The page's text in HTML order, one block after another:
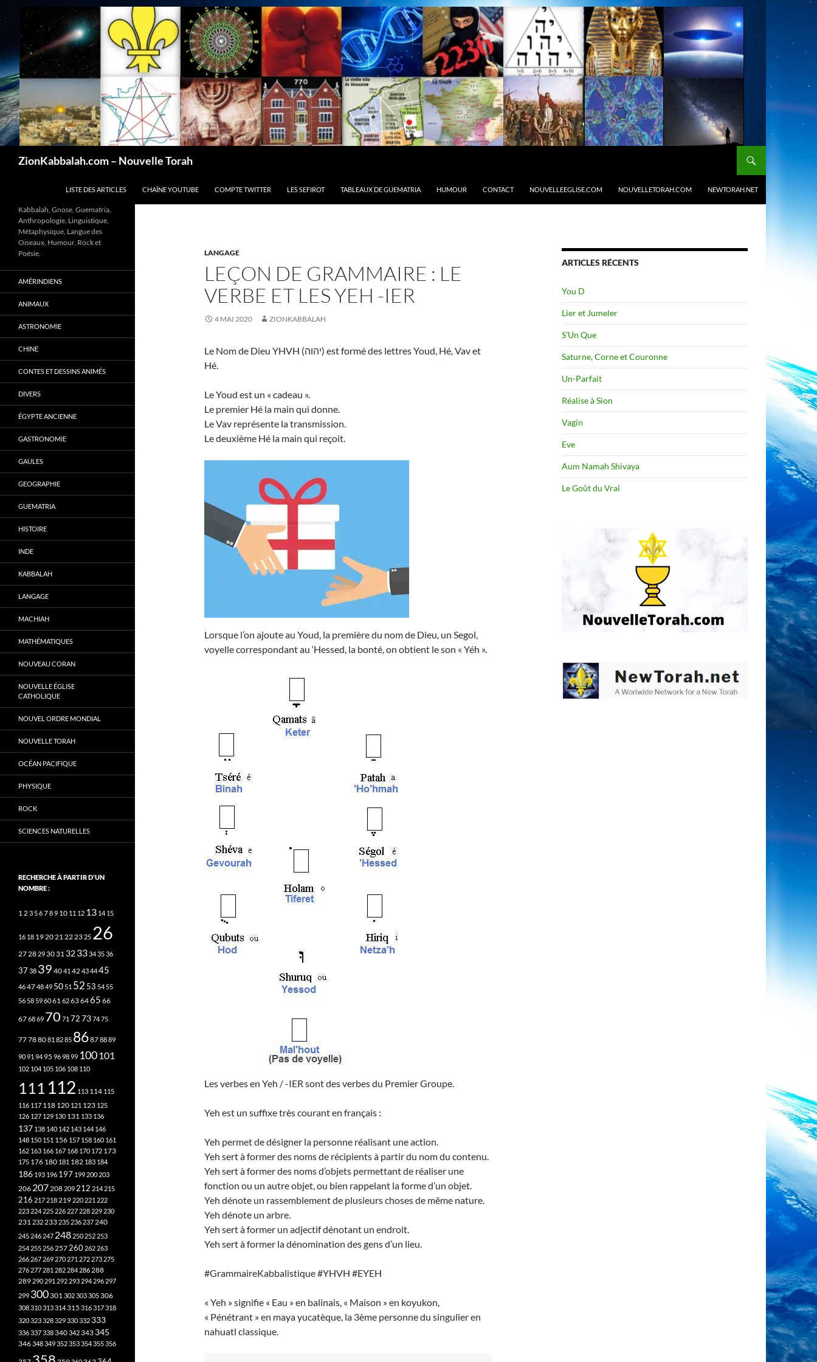
ZionKabbalah.com – Nouvelle Torah
LISTE DES ARTICLES
CHAÎNE YOUTUBE COMPTE TWITTER LES SEFIROT TABLEAUX DE GUEMATRIA HUMOUR CONTACT NOUVELLEEGLISE.COM NOUVELLETORAH.COM NEWTORAH.NET
LANGAGE
LEÇON DE GRAMMAIRE : LE
VERBE ET LES YEH -IER
4 MAI 2020 ZIONKABBALAH
Le Nom de Dieu YHVH (יהוה) est formé des lettres Youd, Hé, Vav et
Hé.
Le Youd est un « cadeau ».
Le premier Hé la main qui donne.
Le Vav représente la transmission.
Le deuxième Hé la main qui reçoit.
Lorsque l’on ajoute au Youd, la première du nom de Dieu, un Segol,
voyelle correspondant au ‘Hessed, la bonté, on obtient le son « Yéh ».
Les verbes en Yeh / -IER sont des verbes du Premier Groupe.
Yeh est un suffixe très courant en français :
Yeh permet de désigner la personne réalisant une action.
Yeh sert à former des noms de récipients à partir du nom du contenu.
Yeh sert à former des noms d’objets permettant de réaliser une
fonction ou un autre objet, ou bien rappelant la forme d’un objet.
Yeh dénote un rassemblement de plusieurs choses de même nature.
Yeh dénote un arbre.
Yeh sert à former un adjectif dénotant un endroit.
Yeh sert à former la dénomination des gens d’un lieu.
#GrammaireKabbalistique #YHVH #EYEH
« Yeh » signifie « Eau » en balinais, « Maison » en koyukon,
« Pénétrant » en maya yucatèque, la 3ème personne du singulier en
nahuatl classique.
ARTICLES RÉCENTS
You D
Lier et Jumeler
S’Un Que
Saturne, Corne et Couronne
Un-Parfait
Réalise à Sion
Vagin
Eve
Aum Namah Shivaya
Le Goût du Vrai
Kabbalah, Gnose, Guematria,
Anthropologie, Linguistique,
Métaphysique, Langue des
Oiseaux, Humour, Rock et
Poésie.
AMÉRINDIENS
ANIMAUX
ASTRONOMIE
CHINE
CONTES ET DESSINS ANIMÉS
DIVERS
ÉGYPTE ANCIENNE
GASTRONOMIE
GAULES
GEOGRAPHIE
GUEMATRIA
HISTOIRE
INDE
KABBALAH
LANGAGE
MACHIAH
MATHÉMATIQUES
NOUVEAU CORAN
NOUVELLE ÉGLISE
CATHOLIQUE
NOUVEL ORDRE MONDIAL
NOUVELLE TORAH
OCÉAN PACIFIQUE
PHYSIQUE
ROCK
SCIENCES NATURELLES
RECHERCHE À PARTIR D’UN
NOMBRE :
1 23 56789 10 11 12 13 14 15
16 18 1920212223 25 26
27 28 293031 3233343536
37 38 39 4041 42434445
46474849 50 51 52 53 54 55
56 58 596061 62636465 66
676869 70 71 72737475
77788081 8285 86878889
9091 94 95 969899 100101
102 104 105 106 108 110
111 112 113 114 115
116 117 118 120 121 123 125
126 127 129 130 131 133 136
137 138 140 142 143 144 146
148 150 151 156 157 158 160 161
162 163 166 167 168 170 172 173
175 176 180 181 182 183 184
186 193 196 197 199 200 203
206 207 208 209 212 214 215
216 217 218219 220 221 222
223 224 225 226 227 228 229 230
231 232 233 235 236 237240
245 246 247248 250 252 253
254 255 256257 260 262 263
266 267 269 270 271 272 273 275
276 277 281 282 284 286 288
289 290 291 292 293 294 296 297
299 300301302303305306
308310313314315 316317318
320323328329330332 333
336337338340342343 345
346348349352353354355356